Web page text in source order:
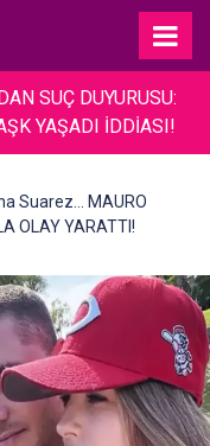
SUÇ DUYURUSU:
YAŞADI İDDİASI!
Suarez… MAURO
OLAY YARATTI!